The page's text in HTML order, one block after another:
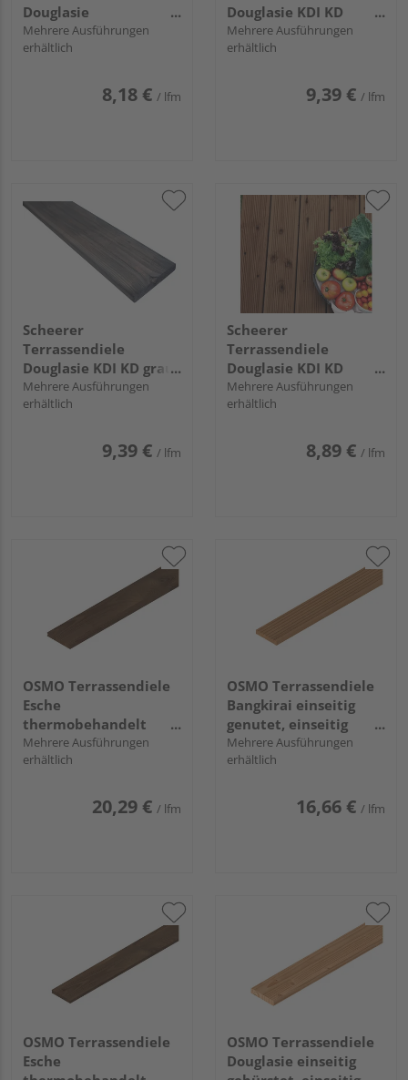
Douglasie
unbehandelt
Douglasie natur
Rundkante - 28 x 145
Mehrere Ausführungen
erhältlich
8,18 € / lfm
Douglasie KDI KD
braun beidseitig glatt,
Rundkante - 28 x 145
Mehrere Ausführungen
erhältlich
9,39 € / lfm
Scheerer
Terrassendiele
Douglasie KDI KD grau
beidseitig glatt,
Rundkante - 28 x 145
Mehrere Ausführungen
erhältlich
9,39 € / lfm
Scheerer
Terrassendiele
Douglasie KDI KD
braun beidseitig
geriffelt, Rundkante -
Mehrere Ausführungen
erhältlich
8,89 € / lfm
OSMO Terrassendiele
Esche
thermobehandelt
beidseitig glatt,
längsseitige Hohlkehle
Mehrere Ausführungen
erhältlich
20,29 € / lfm
OSMO Terrassendiele
Bangkirai einseitig
genutet, einseitig
geriffelt, Bangkirai - 25
x 145 mm
Mehrere Ausführungen
erhältlich
16,66 € / lfm
OSMO Terrassendiele
Esche
OSMO Terrassendiele
Douglasie einseitig